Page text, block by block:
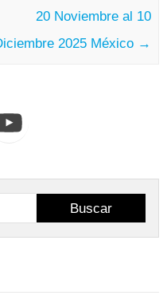
20 Noviembre al 10
2025 México →
Buscar